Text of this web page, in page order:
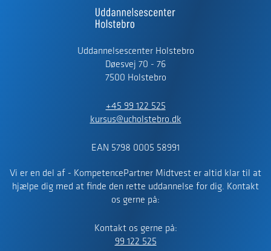
Uddannelsescenter Holstebro
Døesvej 70 - 76
7500 Holstebro
+45 99 122 525
kursus@ucholstebro.dk
EAN 5798 0005 58991
Vi er en del af - KompetencePartner Midtvest er altid klar til at
hjælpe dig med at finde den rette uddannelse for dig. Kontakt
os gerne på:
Kontakt os gerne på:
99 122 525